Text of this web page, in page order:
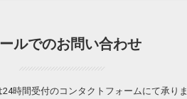
ルでのお問い合わせ
時間受付のコンタクトフォームにて承りま